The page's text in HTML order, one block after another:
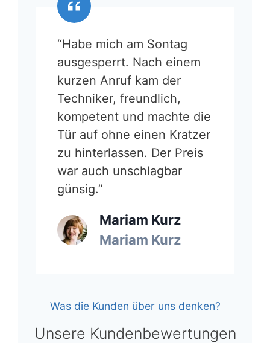
“Habe mich am Sontag
ausgesperrt. Nach einem
kurzen Anruf kam der
Techniker, freundlich,
kompetent und machte die
Tür auf ohne einen Kratzer
zu hinterlassen. Der Preis
war auch unschlagbar
günsig.”
Mariam Kurz
Mariam Kurz
Was die Kunden über uns denken?
Unsere Kundenbewertungen